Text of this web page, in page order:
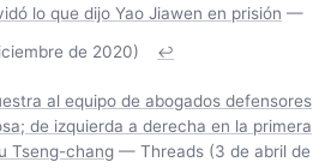
lo que dijo Yao Jiawen en prisión —
de 2020)
↩
al equipo de abogados defensores
de izquierda a derecha en la primera
Tseng-chang — Threads (3 de abril de